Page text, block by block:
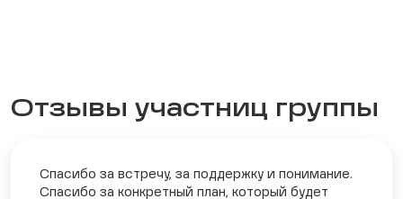
Отзывы участниц группы
Спасибо за встречу, за поддержку и понимание.
Спасибо за конкретный план, который будет